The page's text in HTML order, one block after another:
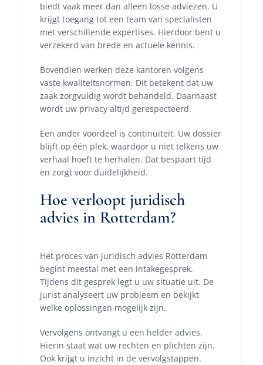
biedt vaak meer dan alleen losse adviezen. U
krijgt toegang tot een team van specialisten
met verschillende expertises. Hierdoor bent u
verzekerd van brede en actuele kennis.
Bovendien werken deze kantoren volgens
vaste kwaliteitsnormen. Dit betekent dat uw
zaak zorgvuldig wordt behandeld. Daarnaast
wordt uw privacy altijd gerespecteerd.
Een ander voordeel is continuïteit. Uw dossier
blijft op één plek, waardoor u niet telkens uw
verhaal hoeft te herhalen. Dat bespaart tijd
en zorgt voor duidelijkheid.
Hoe verloopt juridisch
advies in Rotterdam?
Het proces van juridisch advies Rotterdam
begint meestal met een intakegesprek.
Tijdens dit gesprek legt u uw situatie uit. De
jurist analyseert uw probleem en bekijkt
welke oplossingen mogelijk zijn.
Vervolgens ontvangt u een helder advies.
Hierin staat wat uw rechten en plichten zijn.
Ook krijgt u inzicht in de vervolgstappen.